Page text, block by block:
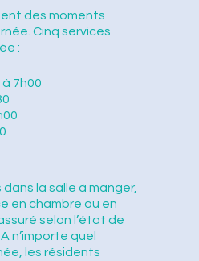
des moments
Cinq services
:
7h00
la salle à manger,
en chambre ou en
selon l’état de
n’importe quel
les résidents